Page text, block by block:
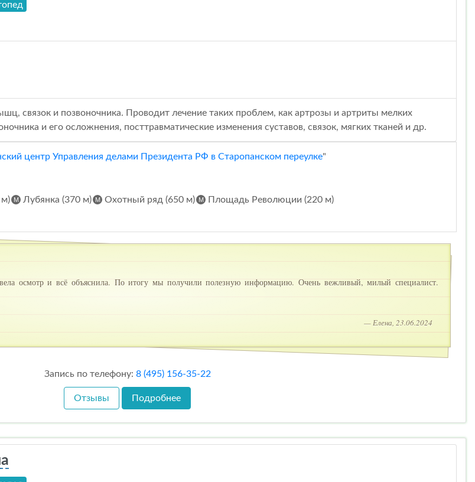
связок и позвоночника. Проводит лечение таких проблем, как артрозы и артриты мелких
и его осложнения, посттравматические изменения суставов, связок, мягких тканей и др.
центр Управления делами Президента РФ в Старопанском переулке"
м) Лубянка (370 м) Охотный ряд (650 м)
Площадь Революции (220 м)
осмотр и всё объяснила. По итогу мы получили полезную информацию. Очень вежливый, милый специалист.
— Елена, 23.06.2024
Запись по телефону: 8 (495) 156-35-22
Отзывы Подробнее